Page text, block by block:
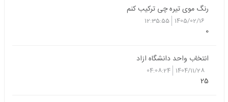
رنگ موی تیره چی ترکیب کنم
1405/02/16
12:35:55
0
انتخاب واحد دانشگاه ازاد
1404/11/28
04:08:24
25